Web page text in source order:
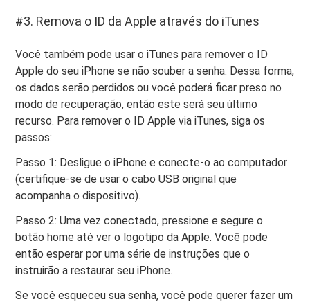
#3. Remova o ID da Apple através do iTunes
Você também pode usar o iTunes para remover o ID
Apple do seu iPhone se não souber a senha. Dessa forma,
os dados serão perdidos ou você poderá ficar preso no
modo de recuperação, então este será seu último
recurso. Para remover o ID Apple via iTunes, siga os
passos:
Passo 1: Desligue o iPhone e conecte-o ao computador
(certifique-se de usar o cabo USB original que
acompanha o dispositivo).
Passo 2: Uma vez conectado, pressione e segure o
botão home até ver o logotipo da Apple. Você pode
então esperar por uma série de instruções que o
instruirão a restaurar seu iPhone.
Se você esqueceu sua senha, você pode querer fazer um